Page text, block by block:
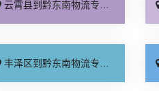
云霄县到黔东南物流专线_准时到货「合理收费」
丰泽区到黔东南物流专线_专业可靠「多年经验」